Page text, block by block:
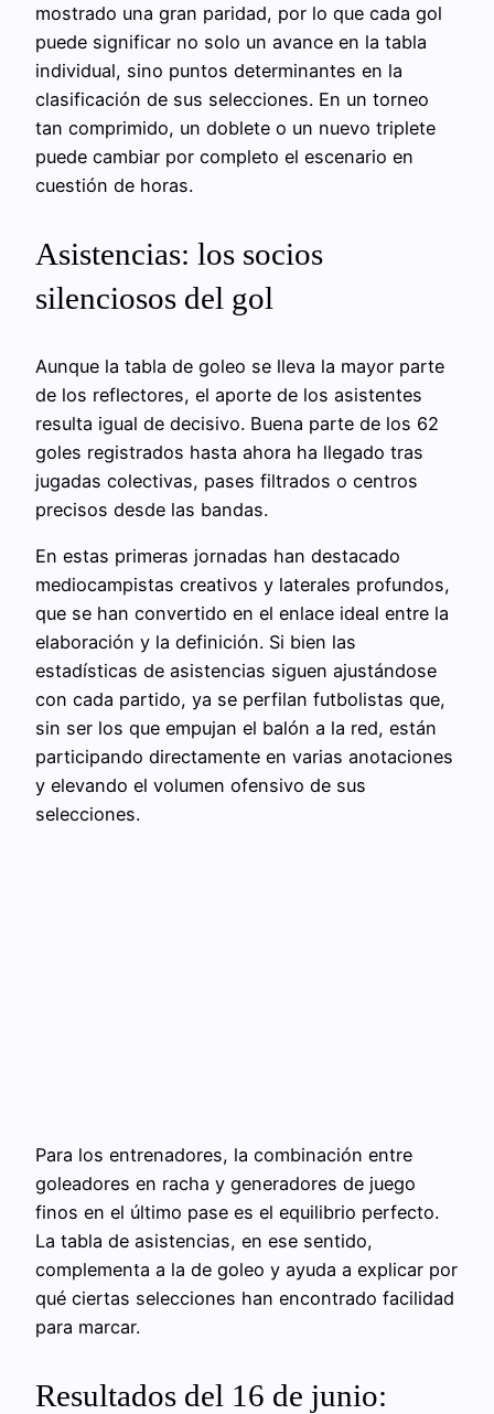
mostrado una gran paridad, por lo que cada gol
puede significar no solo un avance en la tabla
individual, sino puntos determinantes en la
clasificación de sus selecciones. En un torneo
tan comprimido, un doblete o un nuevo triplete
puede cambiar por completo el escenario en
cuestión de horas.
Asistencias: los socios
silenciosos del gol
Aunque la tabla de goleo se lleva la mayor parte
de los reflectores, el aporte de los asistentes
resulta igual de decisivo. Buena parte de los 62
goles registrados hasta ahora ha llegado tras
jugadas colectivas, pases filtrados o centros
precisos desde las bandas.
En estas primeras jornadas han destacado
mediocampistas creativos y laterales profundos,
que se han convertido en el enlace ideal entre la
elaboración y la definición. Si bien las
estadísticas de asistencias siguen ajustándose
con cada partido, ya se perfilan futbolistas que,
sin ser los que empujan el balón a la red, están
participando directamente en varias anotaciones
y elevando el volumen ofensivo de sus
selecciones.
Para los entrenadores, la combinación entre
goleadores en racha y generadores de juego
finos en el último pase es el equilibrio perfecto.
La tabla de asistencias, en ese sentido,
complementa a la de goleo y ayuda a explicar por
qué ciertas selecciones han encontrado facilidad
para marcar.
Resultados del 16 de junio: